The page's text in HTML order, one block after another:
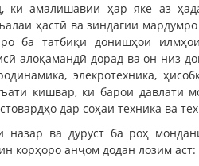
ки амалишавии ҳар яке аз
ҳастӣ ва зиндагии
ба татбиқи донишҳои
алоқамандӣ дорад ва он
элекротехника,
кишвар, ки барои давлати
дар соҳаи техника ва
назар ва дуруст ба роҳ
корҳоро анҷом додан лозим аст: